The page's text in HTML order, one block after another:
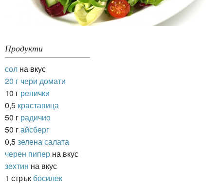
Продукти
сол на вкус
20 г чери домати
10 г репички
0,5 краставица
50 г радичио
50 гайсберг
0,5зелена салата
черен пипер на вкус
зехтин на вкус
1 стрък босилек